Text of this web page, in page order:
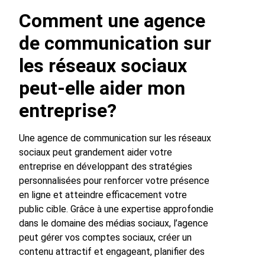
Comment une agence
de communication sur
les réseaux sociaux
peut-elle aider mon
entreprise?
Une agence de communication sur les réseaux
sociaux peut grandement aider votre
entreprise en développant des stratégies
personnalisées pour renforcer votre présence
en ligne et atteindre efficacement votre
public cible. Grâce à une expertise approfondie
dans le domaine des médias sociaux, l’agence
peut gérer vos comptes sociaux, créer un
contenu attractif et engageant, planifier des